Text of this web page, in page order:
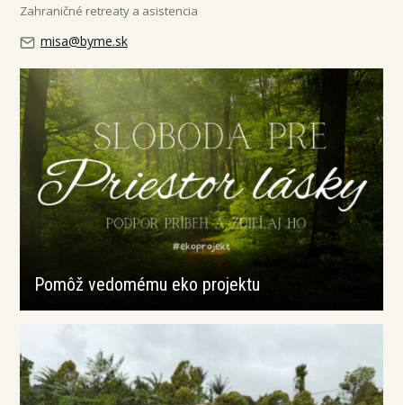
Zahraničné retreaty a asistencia
misa@byme.sk
Pomôž vedomému eko projektu